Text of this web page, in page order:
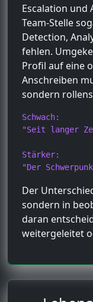
Escalation und
Team-Stelle
Detection,
fehlen.
Profil auf eine
Anschreiben
sondern
Schwach:
"Seit langer
Stärker:
"Der
Der
sondern in
daran
weitergeleitet